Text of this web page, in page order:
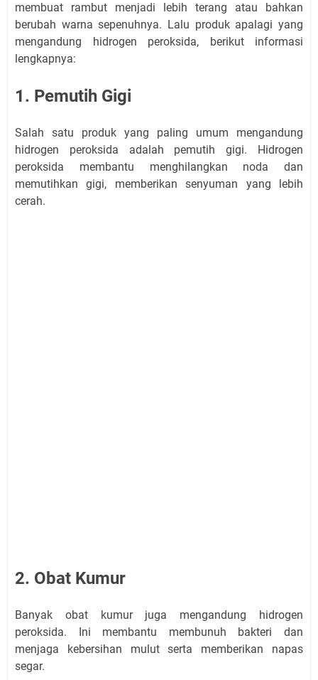
membuat rambut menjadi lebih terang atau bahkan
berubah warna sepenuhnya. Lalu produk apalagi yang
mengandung hidrogen peroksida, berikut informasi
lengkapnya:
1. Pemutih Gigi
Salah satu produk yang paling umum mengandung
hidrogen peroksida adalah pemutih gigi. Hidrogen
peroksida membantu menghilangkan noda dan
memutihkan gigi, memberikan senyuman yang lebih
cerah.
2. Obat Kumur
Banyak obat kumur juga mengandung hidrogen
peroksida. Ini membantu membunuh bakteri dan
menjaga kebersihan mulut serta memberikan napas
segar.